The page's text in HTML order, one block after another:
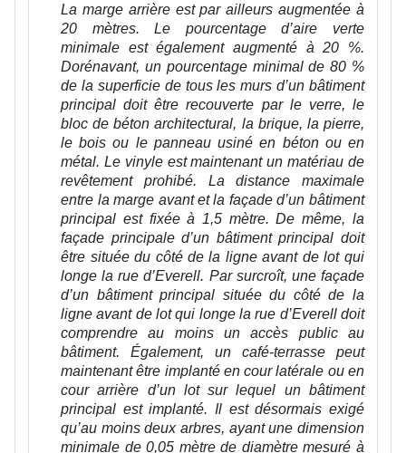
La marge arrière est par ailleurs augmentée à
20 mètres. Le pourcentage d’aire verte
minimale est également augmenté à 20 %.
Dorénavant, un pourcentage minimal de 80 %
de la superficie de tous les murs d’un bâtiment
principal doit être recouverte par le verre, le
bloc de béton architectural, la brique, la pierre,
le bois ou le panneau usiné en béton ou en
métal. Le vinyle est maintenant un matériau de
revêtement prohibé. La distance maximale
entre la marge avant et la façade d’un bâtiment
principal est fixée à 1,5 mètre. De même, la
façade principale d’un bâtiment principal doit
être située du côté de la ligne avant de lot qui
longe la rue d’Everell. Par surcroît, une façade
d’un bâtiment principal située du côté de la
ligne avant de lot qui longe la rue d’Everell doit
comprendre au moins un accès public au
bâtiment. Également, un café-terrasse peut
maintenant être implanté en cour latérale ou en
cour arrière d’un lot sur lequel un bâtiment
principal est implanté. Il est désormais exigé
qu’au moins deux arbres, ayant une dimension
minimale de 0,05 mètre de diamètre mesuré à